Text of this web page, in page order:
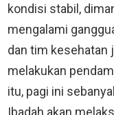
kondisi stabil,
mengalami
dan tim kesehatan
melakukan
itu, pagi ini
Ibadah akan